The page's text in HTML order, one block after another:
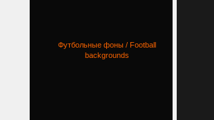
Футбольные фоны / Football
backgrounds